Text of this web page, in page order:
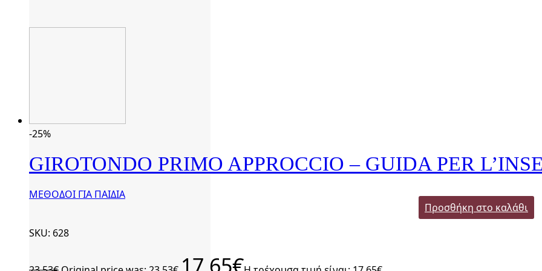
-25%
GIROTONDO PRIMO APPROCCIO – GUIDA PER
ΜΕΘΟΔΟΙ ΓΙΑ ΠΑΙΔΙΑ
Προσθήκη στο καλάθι
SKU: 628